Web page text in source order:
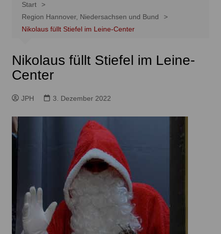
Start
Region Hannover, Niedersachsen und Bund
Nikolaus füllt Stiefel im Leine-Center
Nikolaus füllt Stiefel im Leine-
Center
JPH 3. Dezember 2022